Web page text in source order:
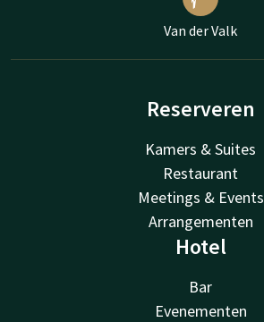
Van der Valk
Reserveren
Kamers & Suites
Restaurant
Meetings & Events
Arrangementen
Hotel
Bar
Evenementen